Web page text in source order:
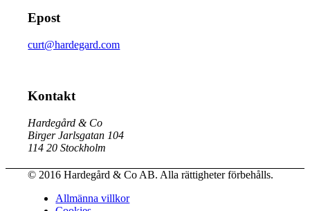
Epost
curt@hardegard.com
Kontakt
Hardegård & Co
Birger Jarlsgatan 104
114 20 Stockholm
© 2016 Hardegård & Co AB. Alla rättigheter förbehålls.
Allmänna villkor